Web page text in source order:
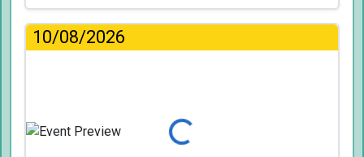
10/08/2026
Φόρτωση...